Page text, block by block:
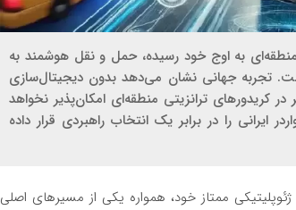
به اوج خود رسیده، حمل‌ و نقل هوشمند به
تجربه جهانی نشان می‌دهد بدون دیجیتال‌سازی
کریدورهای ترانزیتی منطقه‌ای امکان‌پذیر نخواهد
را در برابر یک انتخاب راهبردی قرار داده
ممتاز خود، همواره یکی از مسیرهای اصلی